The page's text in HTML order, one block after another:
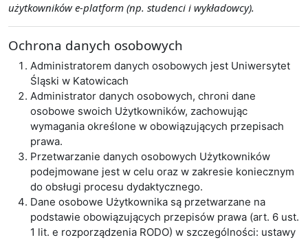
użytkowników e-platform (np. studenci i wykładowcy).
Ochrona danych osobowych
Administratorem danych osobowych jest Uniwersytet
Śląski w Katowicach
Administrator danych osobowych, chroni dane
osobowe swoich Użytkowników, zachowując
wymagania określone w obowiązujących przepisach
prawa.
Przetwarzanie danych osobowych Użytkowników
podejmowane jest w celu oraz w zakresie koniecznym
do obsługi procesu dydaktycznego.
Dane osobowe Użytkownika są przetwarzane na
podstawie obowiązujących przepisów prawa (art. 6 ust.
1 lit. e rozporządzenia RODO) w szczególności: ustawy